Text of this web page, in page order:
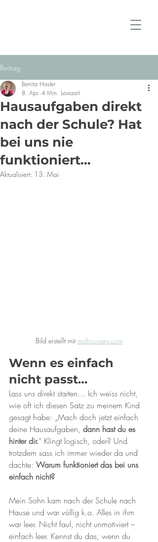
Beitrag
Hausaufgaben direkt
nach der Schule? Hat
bei uns nie
funktioniert…
Benita Hasler
8. Apr. 4 Min. Lesezeit
Aktualisiert: 13. Mai
Bild erstellt mit midjourney.com
Wenn es einfach
nicht passt…
Lass uns direkt starten… Ich weiss nicht,
wie oft ich diesen Satz zu meinem Kind
gesagt habe: „Mach doch jetzt einfach
deine Hausaufgaben, dann hast du es
hinter dir.“ Klingt logisch, oder? Und
trotzdem sass ich immer wieder da und
dachte: Warum funktioniert das bei uns
einfach nicht?
Mein Sohn kam nach der Schule nach
Hause und war völlig k.o. Alles in ihm
war leer. Nicht faul, nicht unmotiviert –
einfach leer. Kennst du das, wenn du